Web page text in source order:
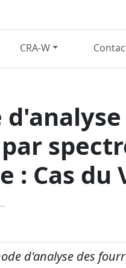
CRA-W
: Cas du
d'analyse des